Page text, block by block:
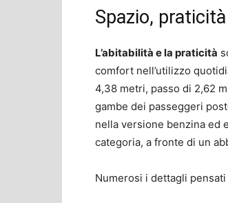
Spazio,
L’abitabilità e la praticità
comfort nell’utilizzo
4,38 metri, passo di 2,62
gambe dei passeggeri
nella versione benzina ed
categoria, a fronte di un
Numerosi i dettagli